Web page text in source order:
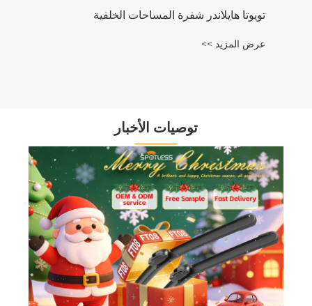
تويوتا هايلاندر شفرة المساحات الخلفية
عرض المزيد >>
توصيات الأخبار